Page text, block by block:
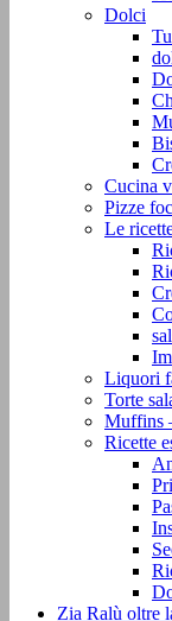
Dolci
Cucina
Pizze
Le
Liquori
Torte
Muffins
Ricette
Zia Ralù oltre